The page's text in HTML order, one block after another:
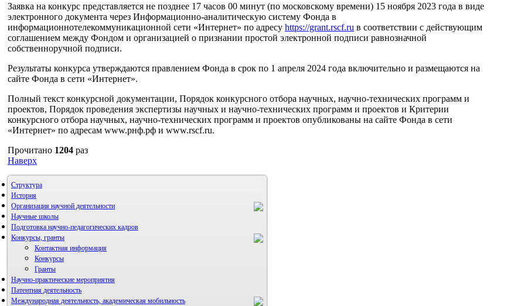
Заявка на конкурс представляется не позднее 17 часов 00 минут (по московскому времени) 15 ноября 2023 года в виде
электронного документа через Информационно-аналитическую систему Фонда в
информационнотелекоммуникационной сети «Интернет» по адресу https://grant.rscf.ru в соответствии с действующим
соглашением между Фондом и организацией о признании простой электронной подписи равнозначной
собственноручной подписи.
Результаты конкурса утверждаются правлением Фонда в срок по 1 апреля 2024 года включительно и размещаются на
сайте Фонда в сети «Интернет».
Полный текст конкурсной документации, Порядок конкурсного отбора научных, научно-технических программ и
проектов, Порядок проведения экспертизы научных и научно-технических программ и проектов и Критерии
конкурсного отбора научных, научно-технических программ и проектов опубликованы на сайте Фонда в сети
«Интернет» по адресам www.рнф.рф и www.rscf.ru.
Прочитано 1204 раз
Наверх
Структура
История
Организация научной деятельности
Научные школы
Подготовка научно-педагогических кадров
Конкурсы, гранты
Контактная информация
Конкурсы
Гранты
Научно-практические мероприятия
Патентная деятельность
Международная деятельность, академическая мобильность